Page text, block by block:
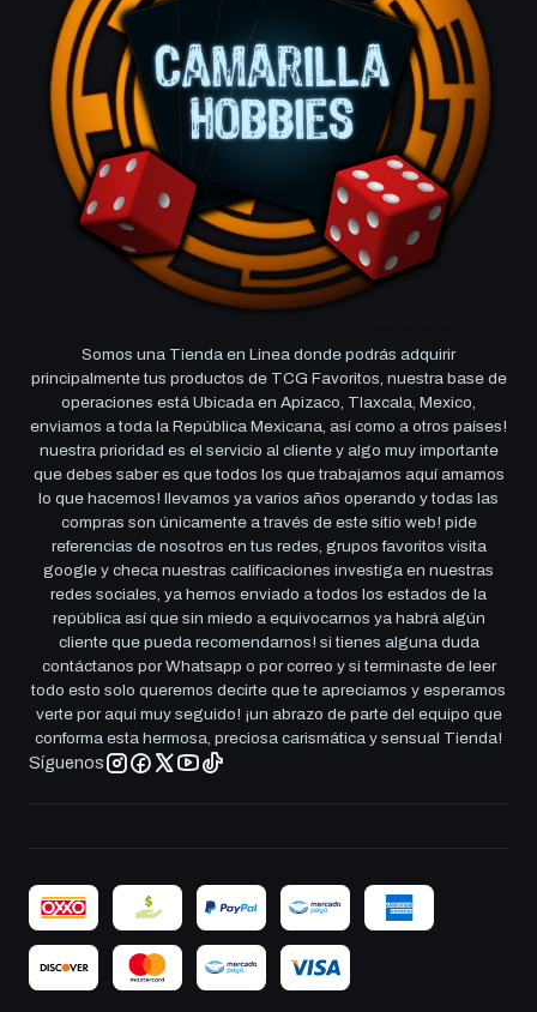
Somos una Tienda en Linea donde podrás adquirir
principalmente tus productos de TCG Favoritos, nuestra base de
operaciones está Ubicada en Apizaco, Tlaxcala, Mexico,
enviamos a toda la República Mexicana, así como a otros países!
nuestra prioridad es el servicio al cliente y algo muy importante
que debes saber es que todos los que trabajamos aquí amamos
lo que hacemos! llevamos ya varios años operando y todas las
compras son únicamente a través de este sitio web! pide
referencias de nosotros en tus redes, grupos favoritos visita
google y checa nuestras calificaciones investiga en nuestras
redes sociales, ya hemos enviado a todos los estados de la
república así que sin miedo a equivocarnos ya habrá algún
cliente que pueda recomendarnos! si tienes alguna duda
contáctanos por Whatsapp o por correo y si terminaste de leer
todo esto solo queremos decirte que te apreciamos y esperamos
verte por aqui muy seguido! ¡un abrazo de parte del equipo que
conforma esta hermosa, preciosa carismática y sensual Tienda!
Síguenos